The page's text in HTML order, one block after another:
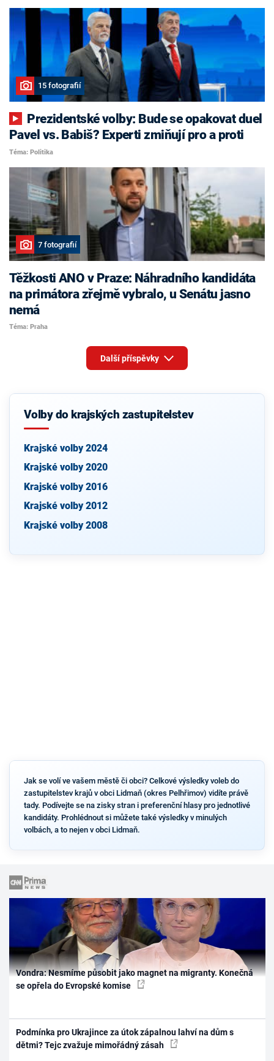
15 fotografií
Pavel vs. Babiš? Experti zmiňují pro a proti
Téma: Politika
7 fotografií
Těžkosti ANO v Praze: Náhradního kandidáta
na primátora zřejmě vybralo, u Senátu jasno
nemá
Téma: Praha
Další příspěvky
Volby do krajských zastupitelstev
Krajské volby 2024
Krajské volby 2020
Krajské volby 2016
Krajské volby 2012
Krajské volby 2008
Jak se volí ve vašem městě či obci? Celkové výsledky voleb do
zastupitelstev krajů v obci Lidmaň (okres Pelhřimov) vidíte právě
tady. Podívejte se na zisky stran i preferenční hlasy pro jednotlivé
kandidáty. Prohlédnout si můžete také výsledky v minulých
volbách, a to nejen v obci Lidmaň.
Vondra: Nesmíme působit jako magnet na migranty. Konečná
se opřela do Evropské komise
Podmínka pro Ukrajince za útok zápalnou lahví na dům s
dětmi? Tejc zvažuje mimořádný zásah